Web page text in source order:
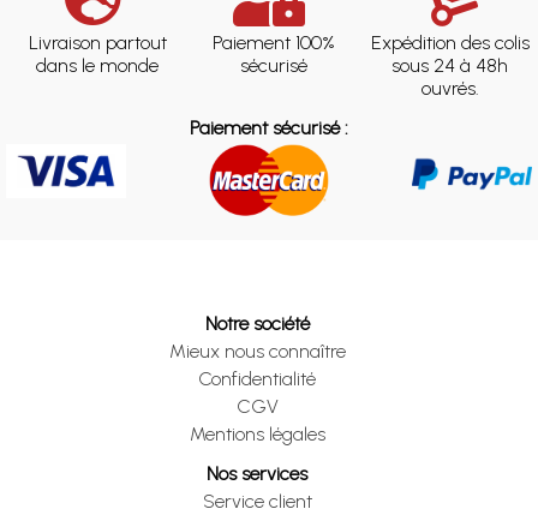
Livraison partout
dans le monde
Paiement 100%
sécurisé
Expédition des colis
sous 24 à 48h
ouvrés.
Paiement sécurisé :
Notre société
Mieux nous connaître
Confidentialité
CGV
Mentions légales
Nos services
Service client